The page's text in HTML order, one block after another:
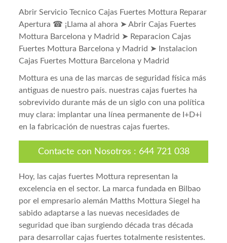
Abrir Servicio Tecnico Cajas Fuertes Mottura Reparar
Apertura ☎ ¡Llama al ahora ➤ Abrir Cajas Fuertes
Mottura Barcelona y Madrid ➤ Reparacion Cajas
Fuertes Mottura Barcelona y Madrid ➤ Instalacion
Cajas Fuertes Mottura Barcelona y Madrid
Mottura es una de las marcas de seguridad física más
antiguas de nuestro país. nuestras cajas fuertes ha
sobrevivido durante más de un siglo con una política
muy clara: implantar una línea permanente de I+D+i
en la fabricación de nuestras cajas fuertes.
Contacte con Nosotros : 644 721 038
Hoy, las cajas fuertes Mottura representan la
excelencia en el sector. La marca fundada en Bilbao
por el empresario alemán Matths Mottura Siegel ha
sabido adaptarse a las nuevas necesidades de
seguridad que iban surgiendo década tras década
para desarrollar cajas fuertes totalmente resistentes.